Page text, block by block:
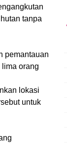
tanpa
pemantauan
orang
lokasi
untuk